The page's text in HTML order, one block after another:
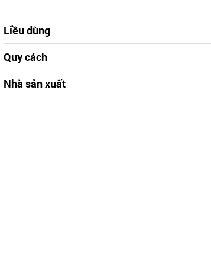
Liều dùng
Quy cách
Nhà sản xuất